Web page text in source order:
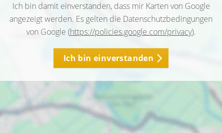
Ich bin damit einverstanden, dass mir Karten von Google
angezeigt werden. Es gelten die Datenschutzbedingungen
von Google (https://policies.google.com/privacy).
Ich bin einverstanden